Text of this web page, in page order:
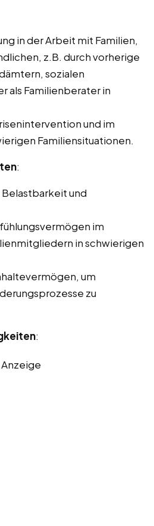
in der Arbeit mit Familien,
z.B. durch vorherige
sozialen
als Familienberater in
und im
Familiensituationen.
:
und
im
in schwierigen
um
zu
:
Anzeige